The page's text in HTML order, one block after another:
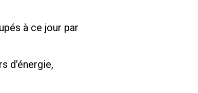
à ce jour par
d’énergie,